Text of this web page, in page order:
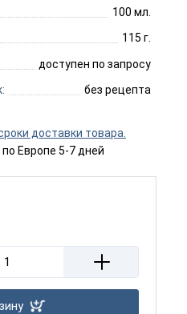
100 мл.
115 г.
доступен по запросу
без рецепта
доставки товара.
Европе 5-7 дней